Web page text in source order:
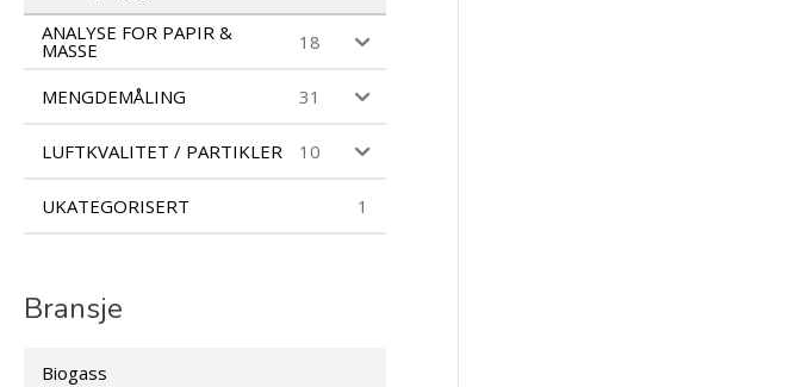
ANALYSE FOR PAPIR &
MASSE 18
MENGDEMÅLING 31
LUFTKVALITET / PARTIKLER 10
UKATEGORISERT 1
Bransje
Biogass